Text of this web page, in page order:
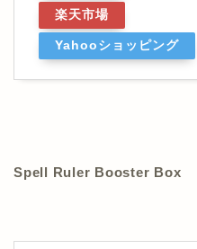
楽天市場
Yahooショッピング
Spell Ruler Booster Box